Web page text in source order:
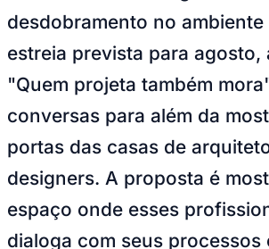
Corinthians
desdobramento no ambiente
estreia prevista para agosto,
"Quem projeta também
conversas para além da
portas das casas de
designers. A proposta é
espaço onde esses
dialoga com seus processos